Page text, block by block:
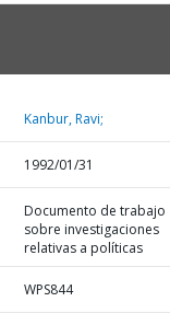
Kanbur, Ravi;
1992/01/31
Documento de trabajo
sobre investigaciones
relativas a políticas
WPS844